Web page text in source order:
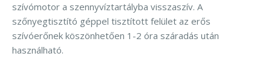
szívómotor a szennyvíztartályba visszaszív. A
szőnyegtisztító géppel tisztított felület az erős
szívóerőnek köszönhetően 1-2 óra száradás után
használható.